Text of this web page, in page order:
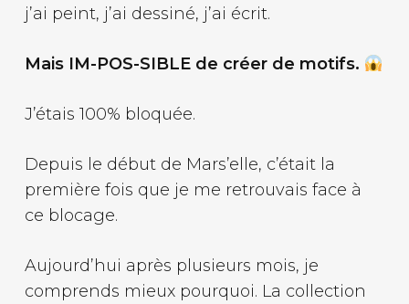
j’ai peint, j’ai dessiné, j’ai écrit.
Mais IM-POS-SIBLE de créer de motifs.
J’étais 100% bloquée.
Depuis le début de Mars’elle, c’était la
première fois que je me retrouvais face à
ce blocage.
Aujourd’hui après plusieurs mois, je
comprends mieux pourquoi. La collection